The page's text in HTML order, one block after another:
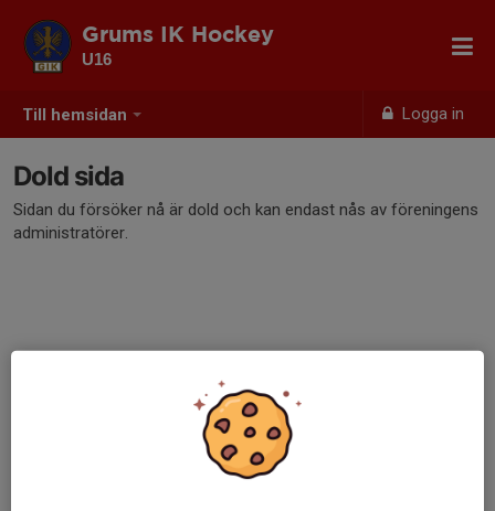
Till hemsidan Logga in
Grums IK Hockey
U16
Dold sida
Sidan du försöker nå är dold och kan endast nås av föreningens
administratörer.